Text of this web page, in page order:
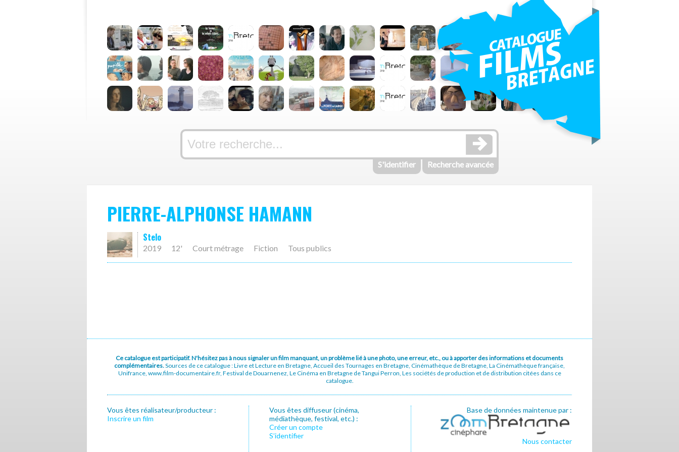
S'identifier Recherche avancée
PIERRE-ALPHONSE HAMANN
Stelo
2019 12' Court métrage Fiction Tous publics
Ce catalogue est participatif. N'hésitez pas à nous signaler un film manquant, un problème lié à une photo, une erreur, etc., ou à apporter des informations et documents
complémentaires.Sources de ce catalogue : Livre et Lecture en Bretagne, Accueil des Tournages en Bretagne, Cinémathèque de Bretagne, La Cinémathèque française,
Unifrance, www.film-documentaire.fr, Festival de Douarnenez, Le Cinéma en Bretagne de Tangui Perron, Les sociétés de production et de distribution citées dans ce
catalogue.
Vous êtes réalisateur/producteur :
Inscrire un film
Vous êtes diffuseur (cinéma,
médiathèque, festival, etc.) :
Créer un compte
S’identifier
Base de données maintenue par :
Nous contacter